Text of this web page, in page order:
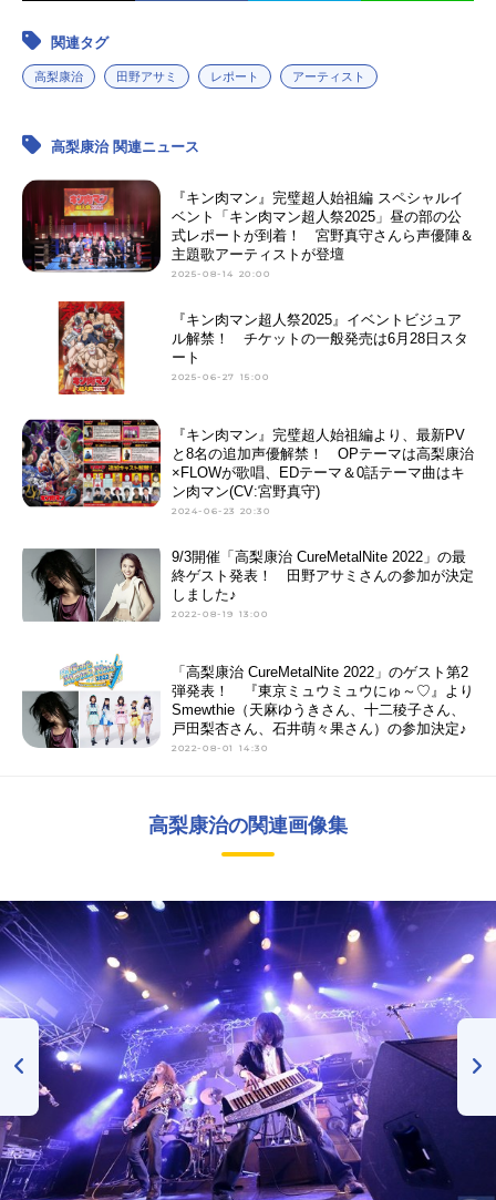
関連タグ
高梨康治 田野アサミ レポート アーティスト
高梨康治 関連ニュース
『キン肉マン』完璧超人始祖編 スペシャルイ
ベント「キン肉マン超人祭2025」昼の部の公
式レポートが到着！ 宮野真守さんら声優陣＆
主題歌アーティストが登壇
2025-08-14 20:00
『キン肉マン超人祭2025』イベントビジュア
ル解禁！ チケットの一般発売は6月28日スタ
ート
2025-06-27 15:00
『キン肉マン』完璧超人始祖編より、最新PV
と8名の追加声優解禁！ OPテーマは高梨康治
×FLOWが歌唱、EDテーマ＆0話テーマ曲はキ
ン肉マン(CV:宮野真守)
2024-06-23 20:30
9/3開催「高梨康治 CureMetalNite 2022」の最
終ゲスト発表！ 田野アサミさんの参加が決定
しました♪
2022-08-19 13:00
「高梨康治 CureMetalNite 2022」のゲスト第2
弾発表！ 『東京ミュウミュウにゅ～♡』より
Smewthie（天麻ゆうきさん、十二稜子さん、
戸田梨杏さん、石井萌々果さん）の参加決定♪
2022-08-01 14:30
高梨康治の関連画像集